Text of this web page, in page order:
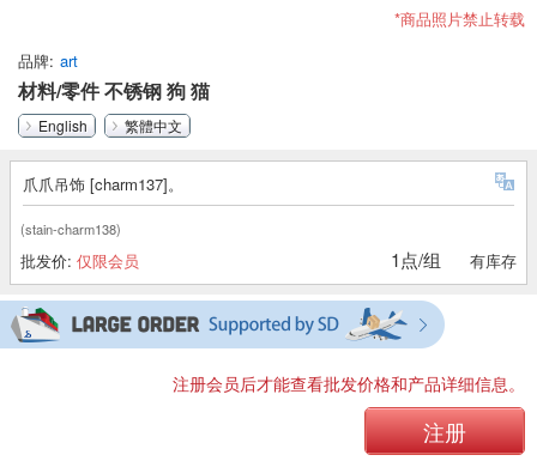
*商品照片禁止转载
品牌 art
材料/零件 不锈钢 狗 猫
English 繁體中文
爪爪吊饰 [charm137]。
(stain-charm138)
批发价: 仅限会员 1点/组 有库存
注册会员后才能查看批发价格和产品详细信息。
注册